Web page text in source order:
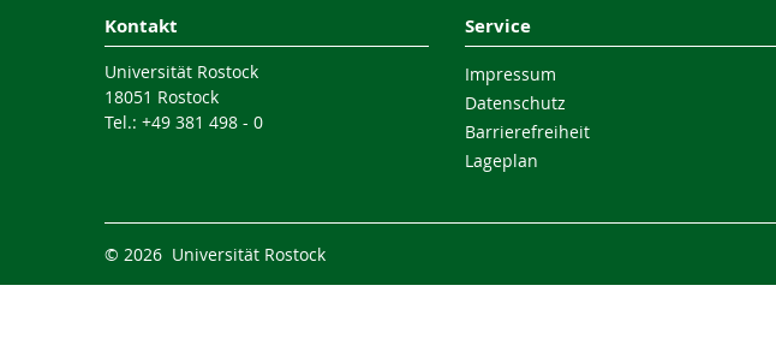
Kontakt
Universität Rostock
18051 Rostock
Tel.: +49 381 498 - 0
Service
Impressum
Datenschutz
Barrierefreiheit
Lageplan
© 2026 Universität Rostock